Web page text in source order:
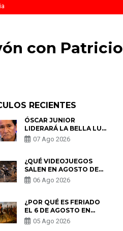
con Patricio
RECIENTES
ÓSCAR JUNIOR
LIDERARÁ LA BELLA LUZ
TRAS SALIDA DE SU
PADRE POR POLÉMICA
07 Ago 2026
¿QUÉ VIDEOJUEGOS
SALEN EN AGOSTO DE
2026? ESTOS SON LOS
ESTRENOS MÁS
06 Ago 2026
¿POR QUÉ ES FERIADO
EL 6 DE AGOSTO EN
PERÚ? ESTA ES LA
HISTORIA
05 Ago 2026